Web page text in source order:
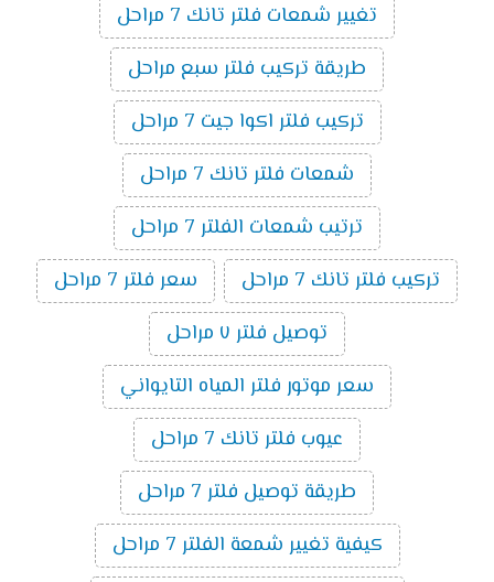
تغيير شمعات فلتر تانك 7 مراحل
طريقة تركيب فلتر سبع مراحل
تركيب فلتر اكوا جيت 7 مراحل
شمعات فلتر تانك 7 مراحل
ترتيب شمعات الفلتر 7 مراحل
تركيب فلتر تانك 7 مراحل
سعر فلتر 7 مراحل
توصيل فلتر ٧ مراحل
سعر موتور فلتر المياه التايواني
عيوب فلتر تانك 7 مراحل
طريقة توصيل فلتر 7 مراحل
كيفية تغيير شمعة الفلتر 7 مراحل